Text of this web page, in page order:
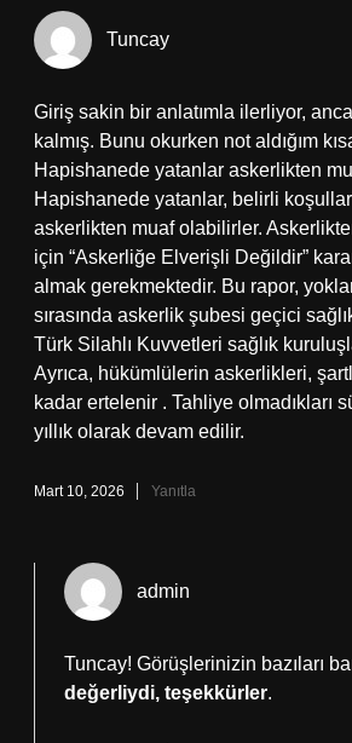
Tuncay
Giriş sakin bir anlatımla ilerliyor,
kalmış. Bunu okurken not aldığım
Hapishanede yatanlar askerlikten
Hapishanede yatanlar, belirli koşullar
askerlikten muaf olabilirler.
için “Askerliğe Elverişli Değildir”
almak gerekmektedir. Bu rapor,
sırasında askerlik şubesi geçici
Türk Silahlı Kuvvetleri sağlık
Ayrıca, hükümlülerin askerlikleri,
kadar ertelenir . Tahliye olmadıkları
yıllık olarak devam edilir.
Mart 10, 2026 Yanıtla
admin
Tuncay! Görüşlerinizin bazıları
değerliydi, teşekkürler.